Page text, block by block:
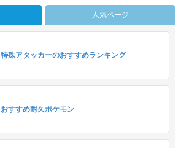
人気ページ
特殊アタッカーのおすすめランキング
おすすめ耐久ポケモン